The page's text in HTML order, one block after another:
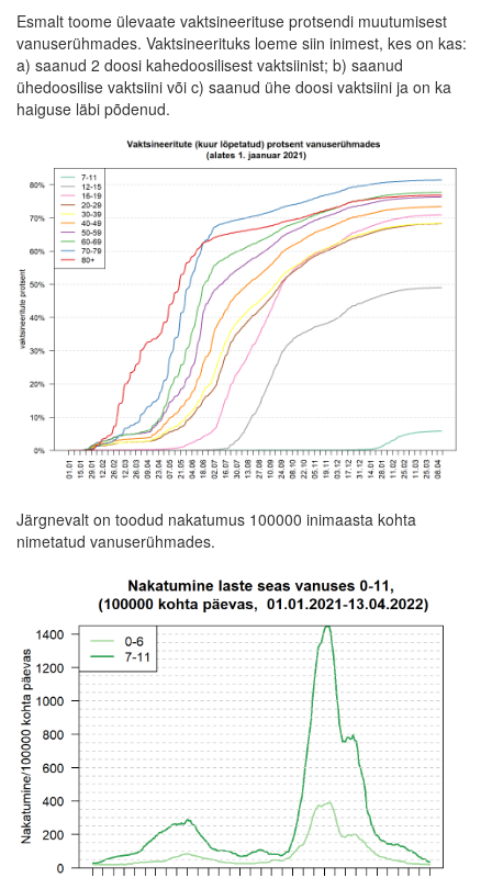
Esmalt toome ülevaate vaktsineerituse protsendi muutumisest
vanuserühmades. Vaktsineerituks loeme siin inimest, kes on kas:
a) saanud 2 doosi kahedoosilisest vaktsiinist; b) saanud
ühedoosilise vaktsiini või c) saanud ühe doosi vaktsiini ja on ka
haiguse läbi põdenud.
Järgnevalt on toodud nakatumus 100000 inimaasta kohta
nimetatud vanuserühmades.